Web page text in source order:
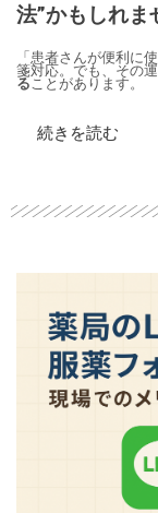
法”かもしれま
「患者さんが便利に
箋対応。でも、その
る ことがあります。
続きを読む